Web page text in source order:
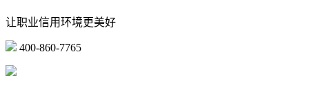
让职业信用环境更美好
400-860-7765